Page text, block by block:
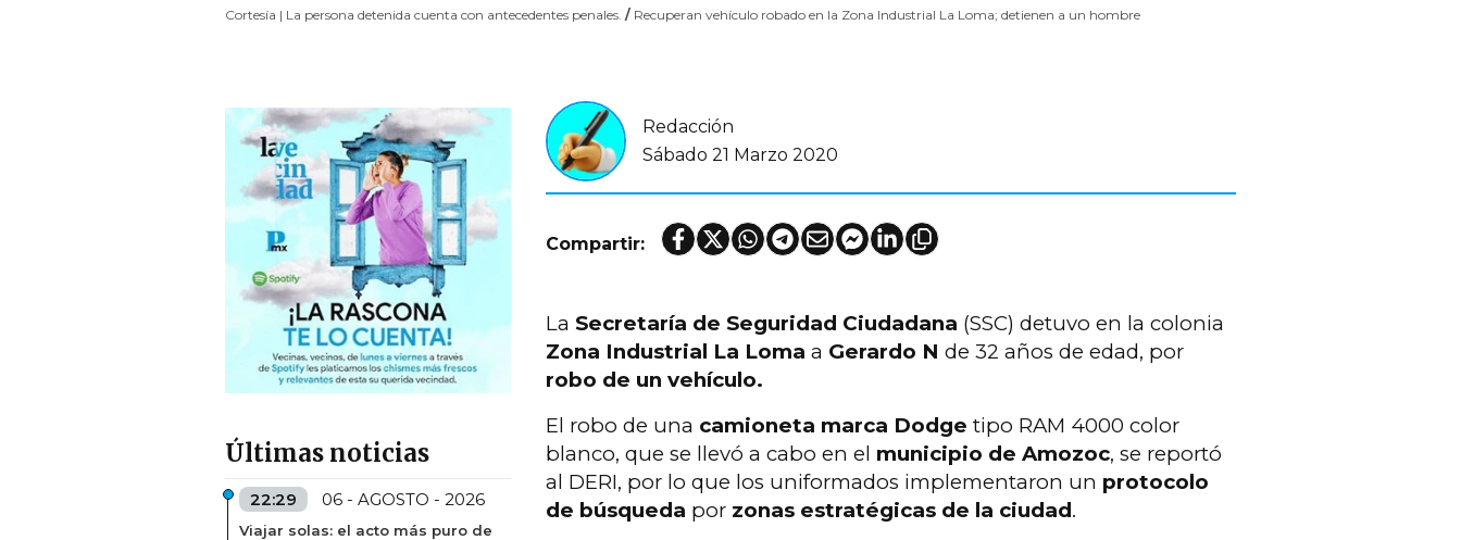
Cortesía | La persona detenida cuenta con antecedentes penales. / Recuperan vehículo robado en la Zona Industrial La Loma; detienen a un hombre
Últimas noticias
22:29 06 - AGOSTO - 2026
Viajar solas: el acto más puro de
Redacción
Sábado 21 Marzo 2020
Compartir:
La Secretaría de Seguridad Ciudadana (SSC) detuvo en la colonia
Zona Industrial La Loma a Gerardo N de 32 años de edad, por
robo de un vehículo.
El robo de una camioneta marca Dodge tipo RAM 4000 color
blanco, que se llevó a cabo en el municipio de Amozoc, se reportó
al DERI, por lo que los uniformados implementaron un protocolo
de búsqueda por zonas estratégicas de la ciudad.